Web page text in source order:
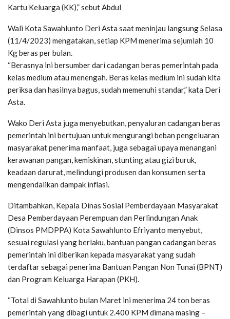
Kartu Keluarga (KK),” sebut Abdul
Wali Kota Sawahlunto Deri Asta saat meninjau langsung Selasa
(11/4/2023) mengatakan, setiap KPM menerima sejumlah 10
Kg beras per bulan.
“Berasnya ini bersumber dari cadangan beras pemerintah pada
kelas medium atau menengah. Beras kelas medium ini sudah kita
periksa dan hasilnya bagus, sudah memenuhi standar,” kata Deri
Asta.
Wako Deri Asta juga menyebutkan, penyaluran cadangan beras
pemerintah ini bertujuan untuk mengurangi beban pengeluaran
masyarakat penerima manfaat, juga sebagai upaya menangani
kerawanan pangan, kemiskinan, stunting atau gizi buruk,
keadaan darurat, melindungi produsen dan konsumen serta
mengendalikan dampak inflasi.
Ditambahkan, Kepala Dinas Sosial Pemberdayaan Masyarakat
Desa Pemberdayaan Perempuan dan Perlindungan Anak
(Dinsos PMDPPA) Kota Sawahlunto Efriyanto menyebut,
sesuai regulasi yang berlaku, bantuan pangan cadangan beras
pemerintah ini diberikan kepada masyarakat yang sudah
terdaftar sebagai penerima Bantuan Pangan Non Tunai (BPNT)
dan Program Keluarga Harapan (PKH).
“Total di Sawahlunto bulan Maret ini menerima 24 ton beras
pemerintah yang dibagi untuk 2.400 KPM dimana masing –